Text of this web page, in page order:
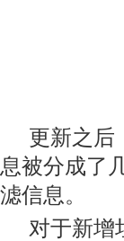
更新之后
息被分成了
滤信息。
对于新增